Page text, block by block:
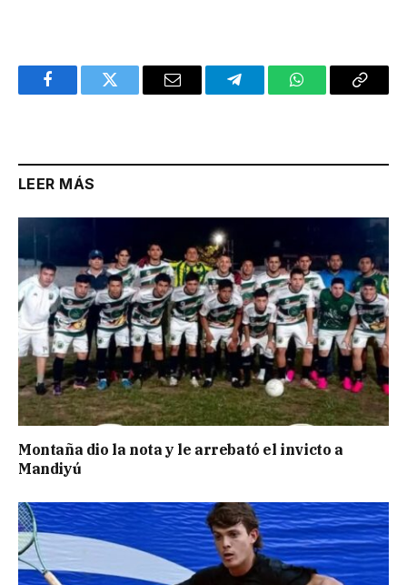
FacebookTwitter Email TelegramWhatsAppCopy
LEER MÁS
Montaña dio la nota y le arrebató el invicto a
Mandiyú